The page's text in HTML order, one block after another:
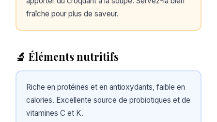
fraîche pour plus de saveur.
🔬 Éléments nutritifs
Riche en protéines et en antioxydants, faible en
calories. Excellente source de probiotiques et de
vitamines C et K.